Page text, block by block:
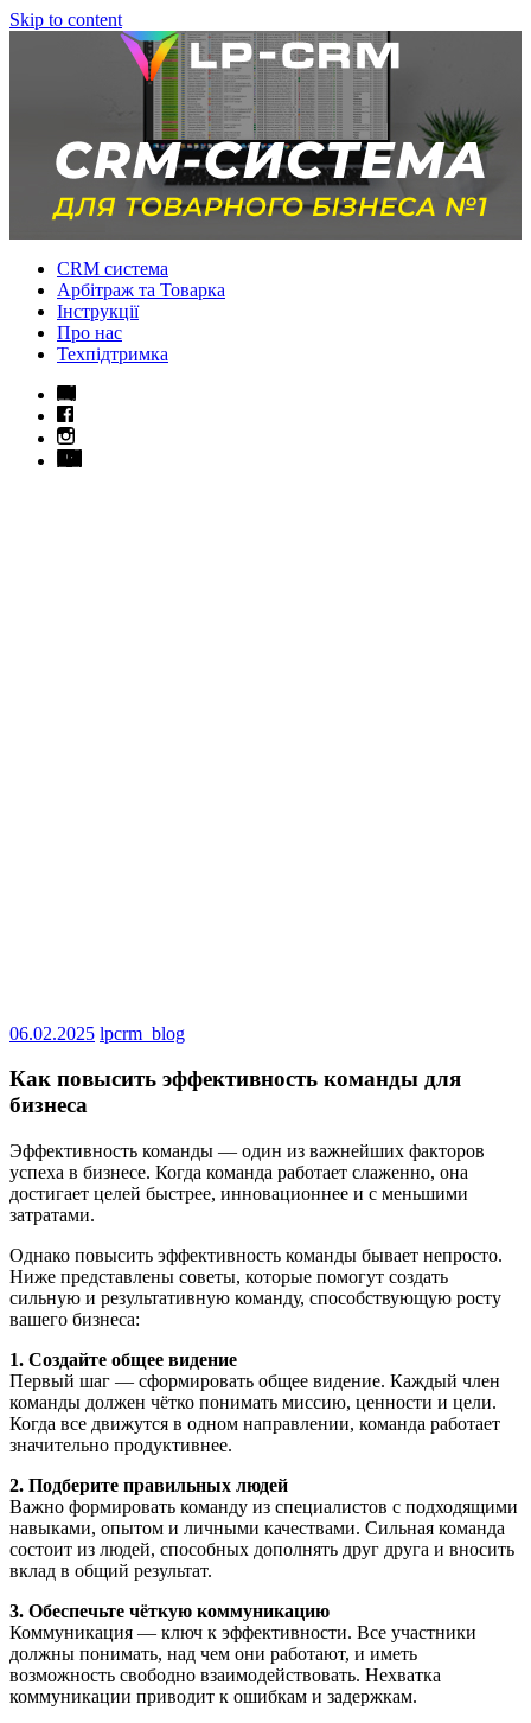
Skip to content
CRM система
Арбітраж та Товарка
Інструкції
Про нас
Техпідтримка
06.02.2025 lpcrm_blog
Как повысить эффективность команды для
бизнеса
Эффективность команды — один из важнейших факторов
успеха в бизнесе. Когда команда работает слаженно, она
достигает целей быстрее, инновационнее и с меньшими
затратами.
Однако повысить эффективность команды бывает непросто.
Ниже представлены советы, которые помогут создать
сильную и результативную команду, способствующую росту
вашего бизнеса:
1. Создайте общее видение
Первый шаг — сформировать общее видение. Каждый член
команды должен чётко понимать миссию, ценности и цели.
Когда все движутся в одном направлении, команда работает
значительно продуктивнее.
2. Подберите правильных людей
Важно формировать команду из специалистов с подходящими
навыками, опытом и личными качествами. Сильная команда
состоит из людей, способных дополнять друг друга и вносить
вклад в общий результат.
3. Обеспечьте чёткую коммуникацию
Коммуникация — ключ к эффективности. Все участники
должны понимать, над чем они работают, и иметь
возможность свободно взаимодействовать. Нехватка
коммуникации приводит к ошибкам и задержкам.